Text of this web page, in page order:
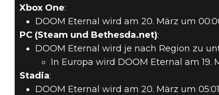
Xbox One:
DOOM Eternal wird am 20. März um
PC (Steam und Bethesda.net):
DOOM Eternal wird je nach Region zu
In Europa wird DOOM Eternal am 19.
Stadia:
DOOM Eternal wird am 20. März um